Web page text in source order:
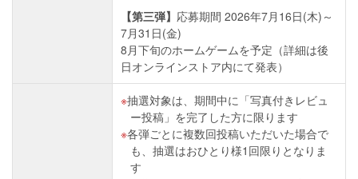
【第三弾】 応募期間 2026年7月16日(木)～
7月31日(金)
8月下旬のホームゲームを予定（詳細は後
日オンラインストア内にて発表）
抽選対象は、期間中に「写真付きレビュ
ー投稿」を完了した方に限ります
各弾ごとに複数回投稿いただいた場合で
も、抽選はおひとり様1回限りとなりま
す